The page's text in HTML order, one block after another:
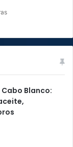
Blanco: